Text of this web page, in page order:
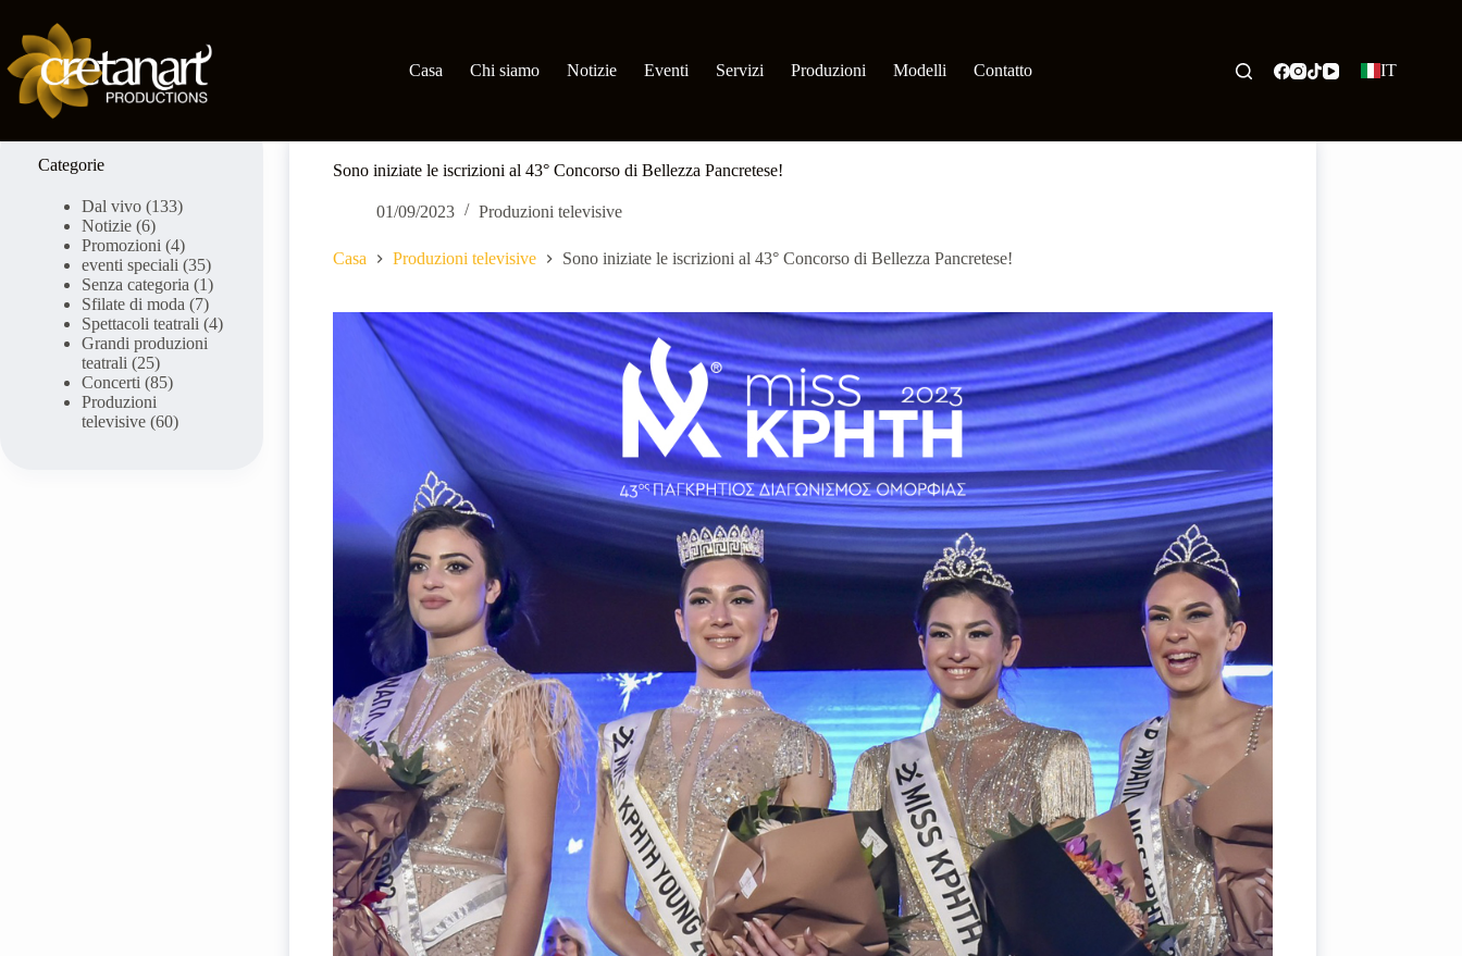
contenuto
Casa
Chi siamo Notizie Eventi Servizi Produzioni Modelli Contatto IT
Sono iniziate le iscrizioni al 43° Concorso di Bellezza Pancretese!
01/09/2023 Produzioni televisive
Casa Produzioni televisive Sono iniziate le iscrizioni al 43° Concorso di Bellezza Pancretese!
Categorie
Dal vivo (133)
Notizie (6)
Promozioni (4)
eventi speciali (35)
Senza categoria (1)
Sfilate di moda (7)
Spettacoli teatrali (4)
Grandi produzioni
teatrali (25)
Concerti (85)
Produzioni
televisive (60)